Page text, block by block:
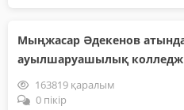
Мыңжасар Әдекенов
ауылшаруашылық
163819 қаралым
0 пікір